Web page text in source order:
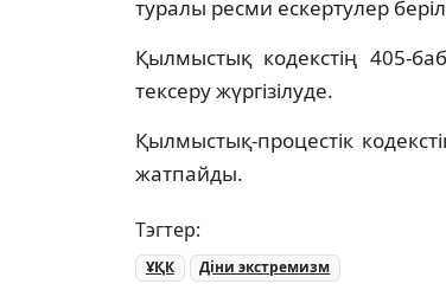
туралы ресми ескертулер
Қылмыстық кодекстің 405-
тексеру жүргізілуде.
Қылмыстық-процестік
жатпайды.
Тэгтер:
ҰҚК Діни экстремизм